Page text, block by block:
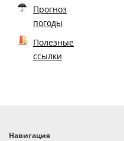
Прогноз
погоды
Полезные
ссылки
Навигация